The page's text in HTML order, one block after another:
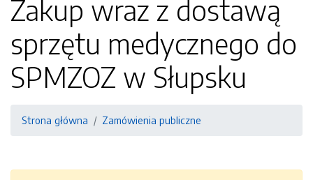
Zakup wraz z dostawą
sprzętu medycznego do
SPMZOZ w Słupsku
Strona główna Zamówienia publiczne